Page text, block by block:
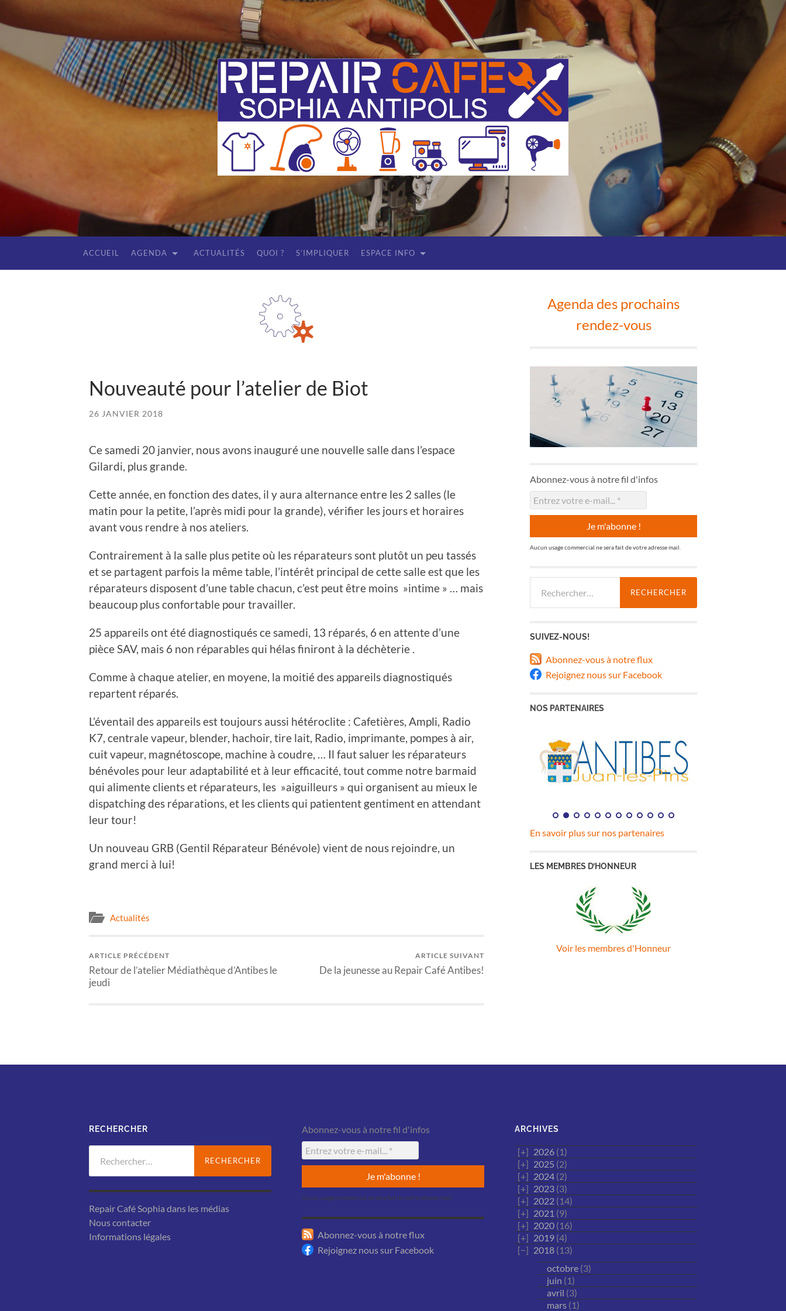
Repair
Café
Sophia
Antipolis
(Antibes
-
ACCUEIL AGENDA ACTUALITÉS QUOI ? S’IMPLIQUER ESPACE INFO
Nouveauté pour l’atelier de Biot
26 JANVIER 2018
Ce samedi 20 janvier, nous avons inauguré une nouvelle salle dans l’espace
Gilardi, plus grande.
Cette année, en fonction des dates, il y aura alternance entre les 2 salles (le
matin pour la petite, l’après midi pour la grande), vérifier les jours et horaires
avant vous rendre à nos ateliers.
Contrairement à la salle plus petite où les réparateurs sont plutôt un peu tassés
et se partagent parfois la même table, l’intérêt principal de cette salle est que les
réparateurs disposent d’une table chacun, c’est peut être moins »intime » … mais
beaucoup plus confortable pour travailler.
25 appareils ont été diagnostiqués ce samedi, 13 réparés, 6 en attente d’une
pièce SAV, mais 6 non réparables qui hélas finiront à la déchèterie .
Comme à chaque atelier, en moyene, la moitié des appareils diagnostiqués
repartent réparés.
L’éventail des appareils est toujours aussi hétéroclite : Cafetières, Ampli, Radio
K7, centrale vapeur, blender, hachoir, tire lait, Radio, imprimante, pompes à air,
cuit vapeur, magnétoscope, machine à coudre, … Il faut saluer les réparateurs
bénévoles pour leur adaptabilité et à leur efficacité, tout comme notre barmaid
qui alimente clients et réparateurs, les »aiguilleurs » qui organisent au mieux le
dispatching des réparations, et les clients qui patientent gentiment en attendant
leur tour!
Un nouveau GRB (Gentil Réparateur Bénévole) vient de nous rejoindre, un
grand merci à lui!
Actualités
ARTICLE PRÉCÉDENT
Retour de l’atelier Médiathèque d’Antibes le
jeudi
ARTICLE SUIVANT
De la jeunesse au Repair Café Antibes!
Agenda des prochains
rendez-vous
Abonnez-vous à notre fil d'infos
Aucun usage commercial ne sera fait de votre adresse mail.
SUIVEZ-NOUS!
Abonnez-vous à notre flux
Rejoignez nous sur Facebook
NOS PARTENAIRES
En savoir plus sur nos partenaires
LES MEMBRES D’HONNEUR
Voir les membres d'Honneur
RECHERCHER
Repair Café Sophia dans les médias
Nous contacter
Informations légales
Abonnez-vous à notre fil d'infos
Aucun usage commercial ne sera fait de votre adresse mail.
Abonnez-vous à notre flux
Rejoignez nous sur Facebook
ARCHIVES
2026 (1)
2025 (2)
2024 (2)
2023 (3)
2022 (14)
2021 (9)
2020 (16)
2019 (4)
2018 (13)
octobre (3)
juin (1)
avril (3)
mars (1)